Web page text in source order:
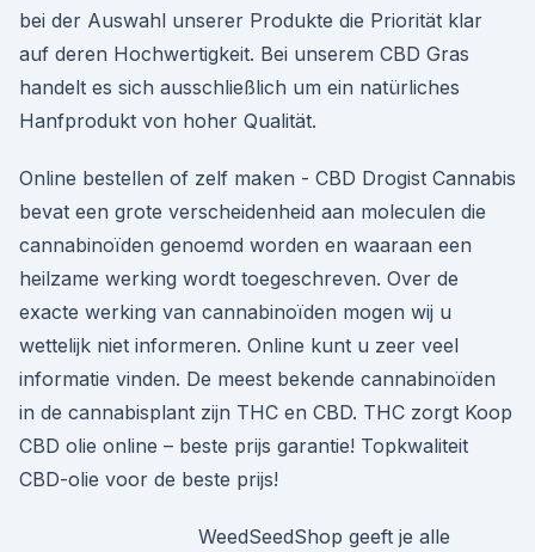
bei der Auswahl unserer Produkte die Priorität klar
auf deren Hochwertigkeit. Bei unserem CBD Gras
handelt es sich ausschließlich um ein natürliches
Hanfprodukt von hoher Qualität.
Online bestellen of zelf maken - CBD Drogist Cannabis
bevat een grote verscheidenheid aan moleculen die
cannabinoïden genoemd worden en waaraan een
heilzame werking wordt toegeschreven. Over de
exacte werking van cannabinoïden mogen wij u
wettelijk niet informeren. Online kunt u zeer veel
informatie vinden. De meest bekende cannabinoïden
in de cannabisplant zijn THC en CBD. THC zorgt Koop
CBD olie online – beste prijs garantie! Topkwaliteit
CBD-olie voor de beste prijs!
WeedSeedShop geeft je alle